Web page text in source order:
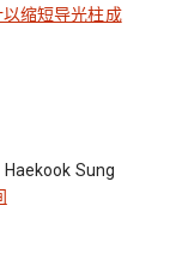
缩短导光柱成
Sung